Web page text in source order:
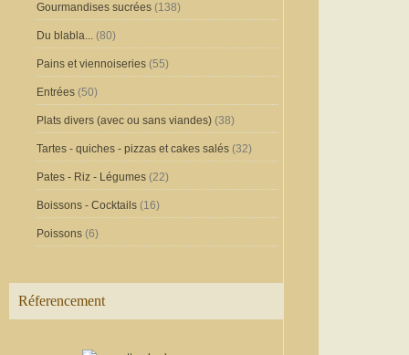
Gourmandises sucrées (138)
Du blabla... (80)
Pains et viennoiseries (55)
Entrées (50)
Plats divers (avec ou sans viandes) (38)
Tartes - quiches - pizzas et cakes salés (32)
Pates - Riz - Légumes (22)
Boissons - Cocktails (16)
Poissons (6)
Réferencement